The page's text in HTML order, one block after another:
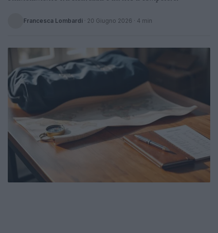
Francesca Lombardi · 20 Giugno 2026 · 4 min